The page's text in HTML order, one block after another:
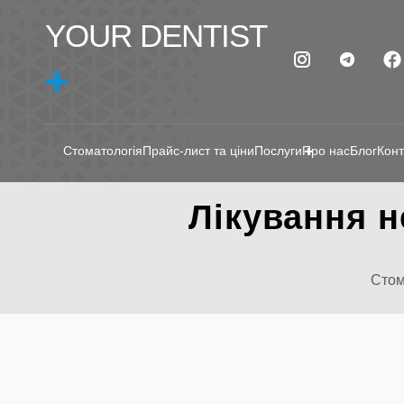
YOUR DENTIST
+
СтоматологіяПрайс-лист та ціниПослугиПро насБлог
Лікування